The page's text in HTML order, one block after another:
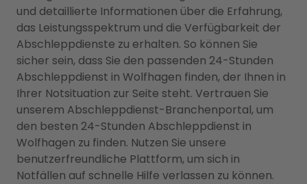
und detaillierte Informationen über die Erfahrung,
das Leistungsspektrum und die Verfügbarkeit der
Abschleppdienste zu erhalten. So können Sie
sicher sein, dass Sie den passenden 24-Stunden
Abschleppdienst in Wolfhagen finden, der Ihnen in
Ihrer Notsituation zur Seite steht. Vertrauen Sie
unserem Abschleppdienst-Branchenportal, um
den besten 24-Stunden Abschleppdienst in
Wolfhagen zu finden. Nutzen Sie unsere
benutzerfreundliche Plattform, um sich in
Notfällen auf schnelle Hilfe verlassen zu können.